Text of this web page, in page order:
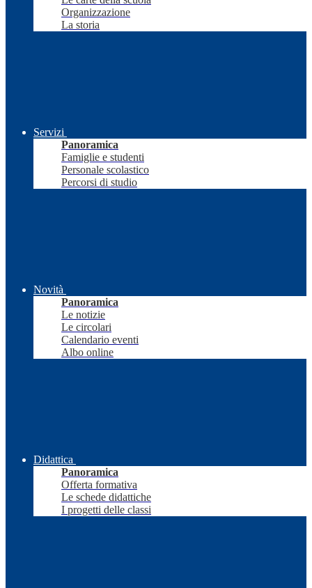
Organizzazione
La storia
Servizi
Panoramica
Famiglie e studenti
Personale scolastico
Percorsi di studio
Novità
Panoramica
Le notizie
Le circolari
Calendario eventi
Albo online
Didattica
Panoramica
Offerta formativa
Le schede didattiche
I progetti delle classi